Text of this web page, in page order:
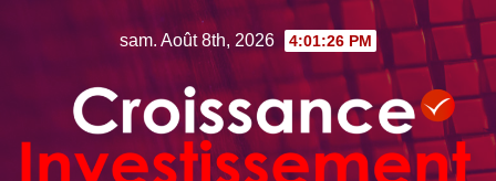
sam. Août 8th, 2026 4:01:27 PM